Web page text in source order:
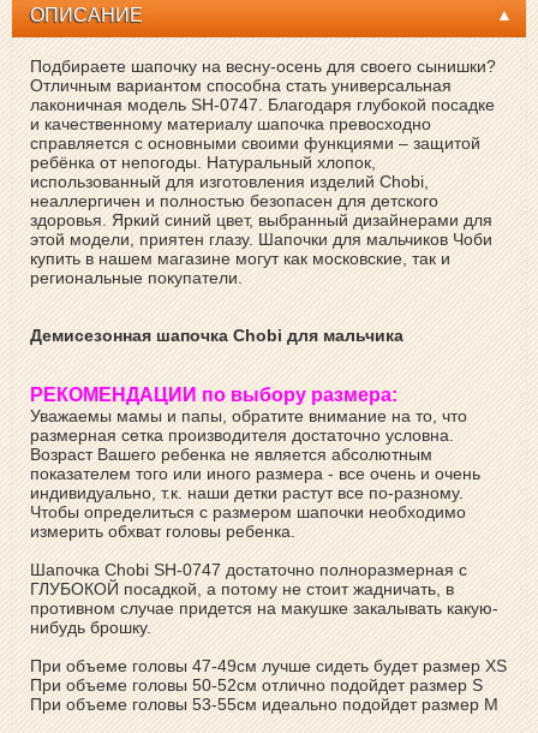
ОПИСАНИЕ
Подбираете шапочку на весну-осень для своего сынишки?
Отличным вариантом способна стать универсальная
лаконичная модель SH-0747. Благодаря глубокой посадке
и качественному материалу шапочка превосходно
справляется с основными своими функциями – защитой
ребёнка от непогоды. Натуральный хлопок,
использованный для изготовления изделий Chobi,
неаллергичен и полностью безопасен для детского
здоровья. Яркий синий цвет, выбранный дизайнерами для
этой модели, приятен глазу. Шапочки для мальчиков Чоби
купить в нашем магазине могут как московские, так и
региональные покупатели.
Демисезонная шапочка Chobi для мальчика
РЕКОМЕНДАЦИИ по выбору размера:
Уважаемы мамы и папы, обратите внимание на то, что
размерная сетка производителя достаточно условна.
Возраст Вашего ребенка не является абсолютным
показателем того или иного размера - все очень и очень
индивидуально, т.к. наши детки растут все по-разному.
Чтобы определиться с размером шапочки необходимо
измерить обхват головы ребенка.
Шапочка Chobi SH-0747 достаточно полноразмерная с
ГЛУБОКОЙ посадкой, а потому не стоит жадничать, в
противном случае придется на макушке закалывать какую-
нибудь брошку.
При объеме головы 47-49см лучше сидеть будет размер XS
При объеме головы 50-52см отлично подойдет размер S
При объеме головы 53-55см идеально подойдет размер М